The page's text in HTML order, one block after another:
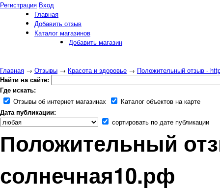
Регистрация Вход
Главная
Добавить отзыв
Каталог магазинов
Добавить магазин
Главная → Отзывы → Красота и здоровье → Положительный отзыв -
Найти на сайте:
Где искать:
Отзывы об интернет магазинах
Каталог объектов на карте
Дата публикации:
сортировать по дате публикации
Положительный
солнечная10.рф